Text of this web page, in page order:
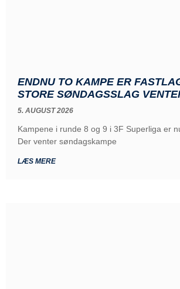
ENDNU TO KAMPE ER
STORE SØNDAGSSLAG
5. AUGUST 2026
Kampene i runde 8 og 9 i 3F Superliga er
Der venter søndagskampe
LÆS MERE